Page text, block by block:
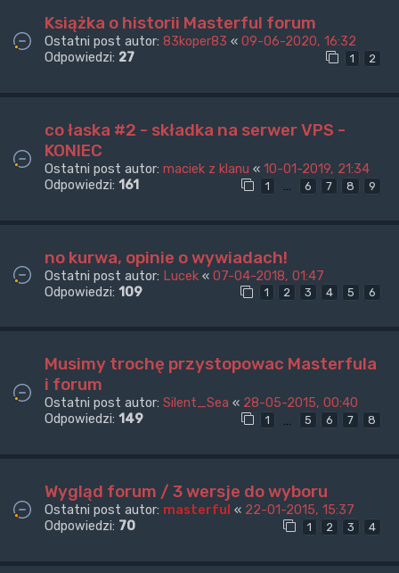
Książka o historii Masterful forum
Ostatni post autor: 83koper83 « 09-06-2020, 16:32
Odpowiedzi: 27 1 2
co łaska #2 - składka na serwer VPS -
KONIEC
Ostatni post autor: maciek z klanu « 10-01-2019, 21:34
Odpowiedzi: 161 1 … 6 7 8 9
no kurwa, opinie o wywiadach!
Ostatni post autor: Lucek « 07-04-2018, 01:47
Odpowiedzi: 109 1 2 3 4 5 6
Musimy trochę przystopowac Masterfula
i forum
Ostatni post autor: Silent_Sea « 28-05-2015, 00:40
Odpowiedzi: 149 1 … 5 6 7 8
Wygląd forum / 3 wersje do wyboru
Ostatni post autor: masterful « 22-01-2015, 15:37
Odpowiedzi: 70 1 2 3 4